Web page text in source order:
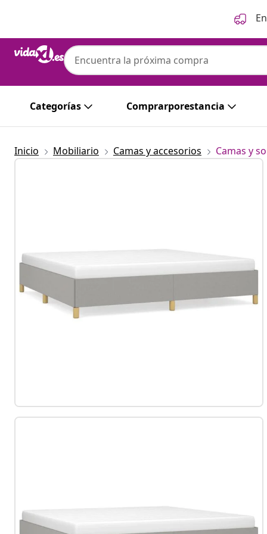
Categorías Comprarporestancia
Inicio Mobiliario Camas y accesorios Camas y